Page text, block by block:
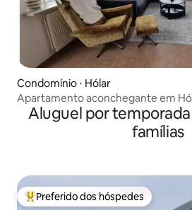
Condomínio ⋅ Hólar
Apartamento aconchegante em
Aluguel por temporada
famílias
Entre os melhores preferidos dos
Preferido dos hóspedes